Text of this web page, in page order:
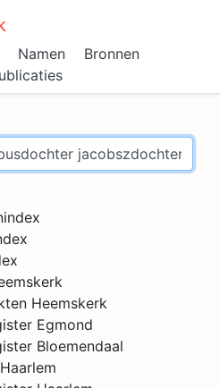
Namen
Bronnen
Heemskerk
Egmond
Bloemendaal